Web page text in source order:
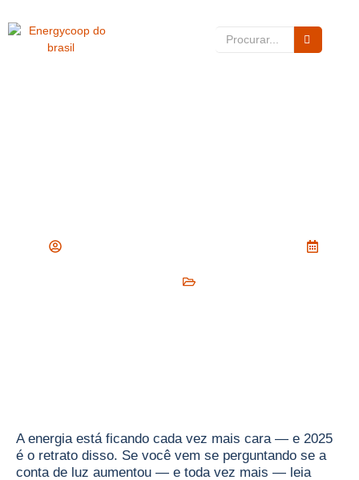
A energia está ficando cada vez mais cara — e 2025
é o retrato disso. Se você vem se perguntando se a
conta de luz aumentou — e toda vez mais — leia